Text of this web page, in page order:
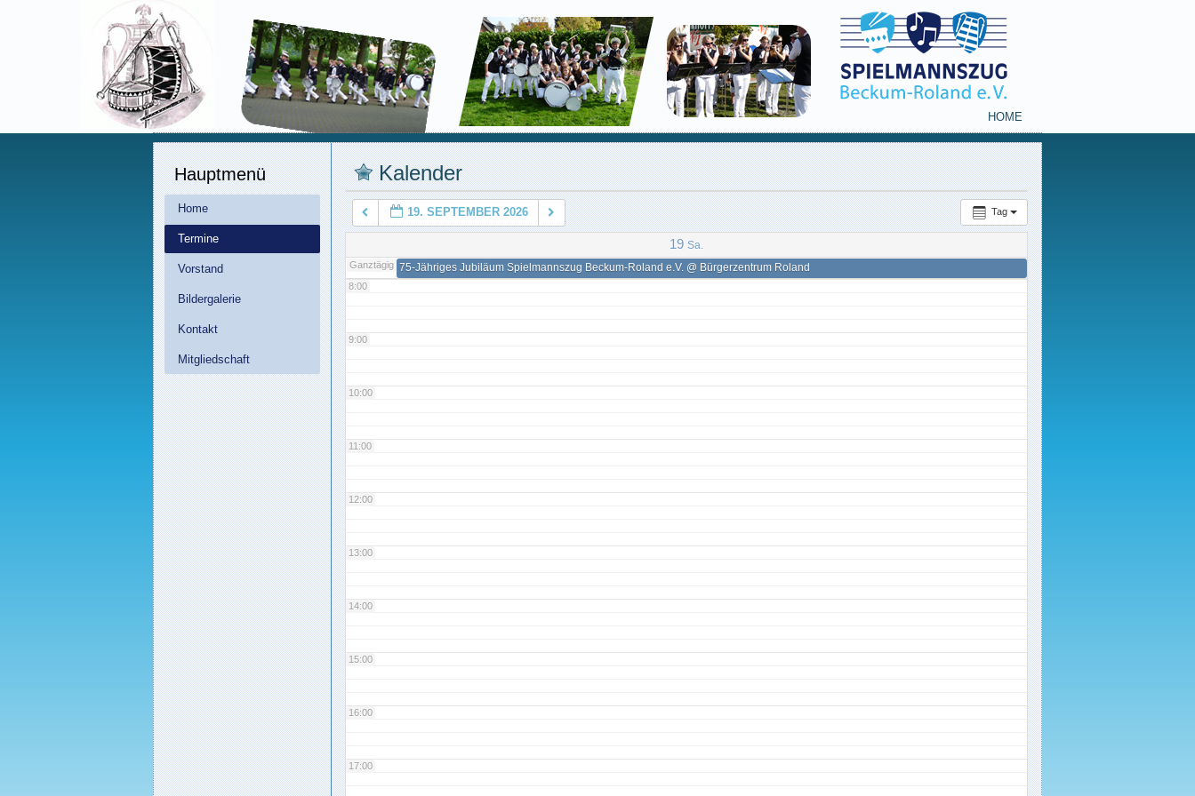
HOME
Hauptmenü
Home
Termine
Vorstand
Bildergalerie
Kontakt
Mitgliedschaft
Kalender
Tag
19. SEPTEMBER 2026
19 Sa.
Ganztägig 75-Jähriges Jubiläum Spielmannszug Beckum-Roland e.V. @ Bürgerzentrum Roland
4:00
5:00
6:00
7:00
8:00
9:00
10:00
11:00
12:00
13:00
14:00
15:00
16:00
17:00